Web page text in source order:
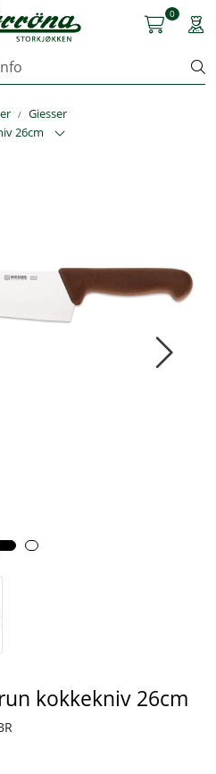
0
Giesser
26cm
kokkekniv 26cm